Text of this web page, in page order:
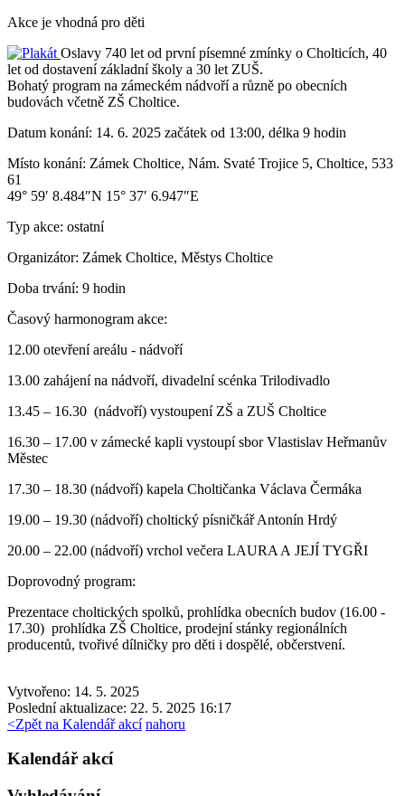
Akce je vhodná pro děti
Oslavy 740 let od první písemné zmínky o Cholticích, 40
let od dostavení základní školy a 30 let ZUŠ.
Bohatý program na zámeckém nádvoří a různě po obecních
budovách včetně ZŠ Choltice.
Datum konání: 14. 6. 2025 začátek od 13:00, délka 9 hodin
Místo konání: Zámek Choltice, Nám. Svaté Trojice 5, Choltice, 533
61
49° 59′ 8.484″N 15° 37′ 6.947″E
Typ akce: ostatní
Organizátor: Zámek Choltice, Městys Choltice
Doba trvání: 9 hodin
Časový harmonogram akce:
12.00 otevření areálu - nádvoří
13.00 zahájení na nádvoří, divadelní scénka Trilodivadlo
13.45 – 16.30 (nádvoří) vystoupení ZŠ a ZUŠ Choltice
16.30 – 17.00 v zámecké kapli vystoupí sbor Vlastislav Heřmanův
Městec
17.30 – 18.30 (nádvoří) kapela Choltičanka Václava Čermáka
19.00 – 19.30 (nádvoří) choltický písničkář Antonín Hrdý
20.00 – 22.00 (nádvoří) vrchol večera LAURA A JEJÍ TYGŘI
Doprovodný program:
Prezentace choltických spolků, prohlídka obecních budov (16.00 -
17.30) prohlídka ZŠ Choltice, prodejní stánky regionálních
producentů, tvořivé dílničky pro děti i dospělé, občerstvení.
Vytvořeno: 14. 5. 2025
Poslední aktualizace: 22. 5. 2025 16:17
<Zpět na Kalendář akcí nahoru
Kalendář akcí